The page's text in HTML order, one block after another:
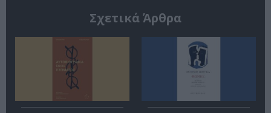
Σχετικά Άρθρα